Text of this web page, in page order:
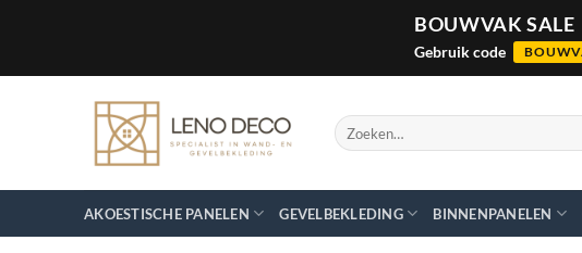
BOUWVAK SALE
Gebruik code
Zoeken
naar:
AKOESTISCHE PANELEN GEVELBEKLEDING BINNENPANELEN